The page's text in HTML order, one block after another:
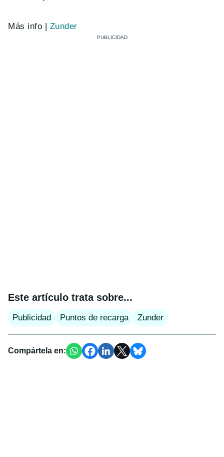
Más info | Zunder
Este artículo trata sobre...
Publicidad Puntos de recarga Zunder
Compártela en: